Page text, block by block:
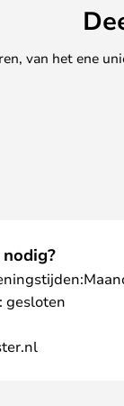
van het ene
gesloten